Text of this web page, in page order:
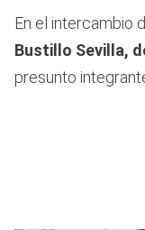
En el intercambio
Bustillo Sevilla,
presunto